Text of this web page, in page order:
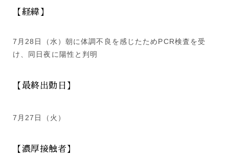
【経緯】
7月28日（水）朝に体調不良を感じたためPCR検査を受
け、同日夜に陽性と判明
【最終出勤日】
7月27日（火）
【濃厚接触者】